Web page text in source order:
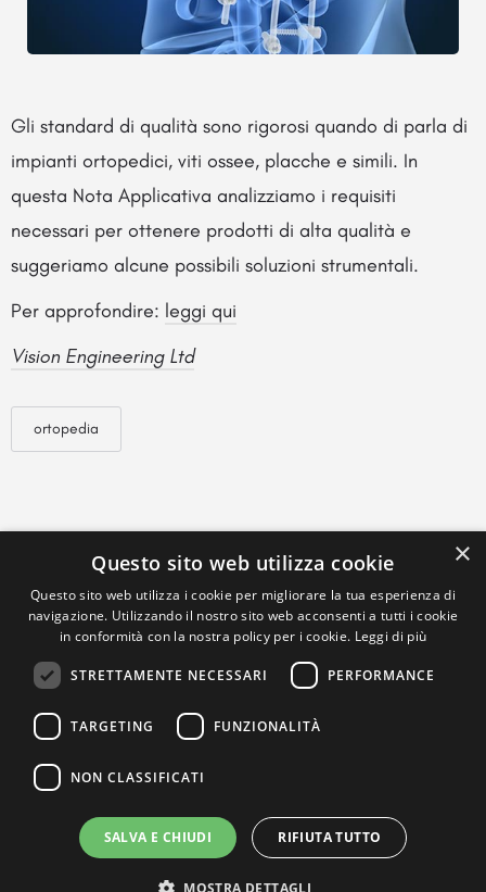
Gli standard di qualità sono rigorosi quando di parla di
impianti ortopedici, viti ossee, placche e simili. In
questa Nota Applicativa analizziamo i requisiti
necessari per ottenere prodotti di alta qualità e
suggeriamo alcune possibili soluzioni strumentali.
Per approfondire: leggi qui
Vision Engineering Ltd
ortopedia
×
Questo sito web utilizza cookie
Questo sito web utilizza i cookie per migliorare la tua esperienza di
navigazione. Utilizzando il nostro sito web acconsenti a tutti i cookie
in conformità con la nostra policy per i cookie. Leggi di più
STRETTAMENTE NECESSARI PERFORMANCE
TARGETING FUNZIONALITÀ
NON CLASSIFICATI
SALVA E CHIUDI RIFIUTA TUTTO
MOSTRA DETTAGLI